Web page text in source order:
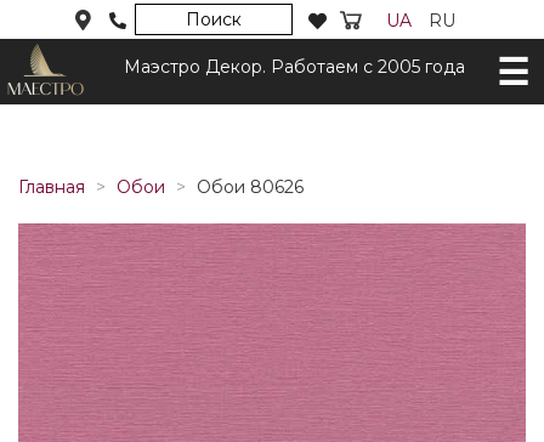
Поиск UA RU
Маэстро Декор. Работаем с 2005 года
Главная Обои Обои 80626